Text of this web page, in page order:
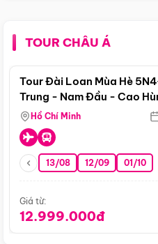
TOUR CHÂU Á
Tour Đài Loan Mùa Hè
Trung - Nam Đầu - Cao
Hồ Chí Minh
13/08 12/09 01/10
Giá từ:
12.999.000đ